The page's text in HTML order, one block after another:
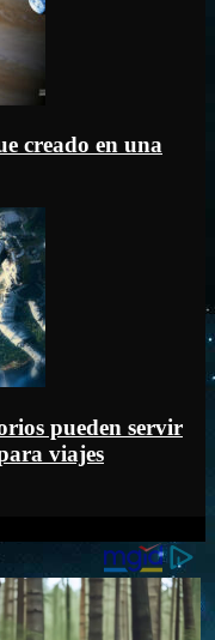
creado en una
pueden servir
viajes